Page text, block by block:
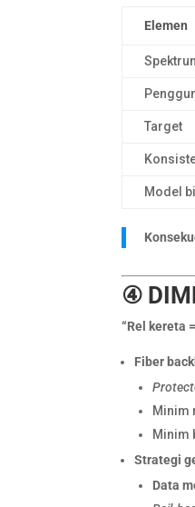
Elemen
Target
Model
④
“Rel kereta
Fiber
Minim
Minim
Strategi
Data